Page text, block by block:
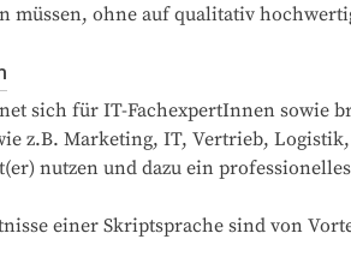
müssen, ohne auf qualitativ
sich für IT-FachexpertInnen sowie
z.B. Marketing, IT, Vertrieb,
nutzen und dazu ein
einer Skriptsprache sind von